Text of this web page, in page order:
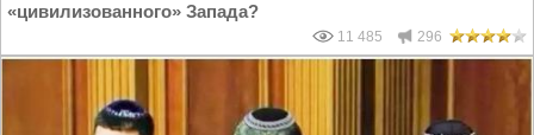
«цивилизованного» Запада?
11 485 296